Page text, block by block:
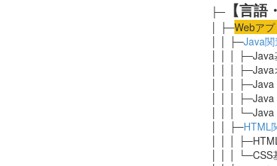
├─ 【言
│ ├─Webア
│ │ ├─Java関
│ │ │
│ │ │
│ │ │ ├─Java
│ │ │
│ │ │
│ │ ├─HTML
│ │ │
│ │ │